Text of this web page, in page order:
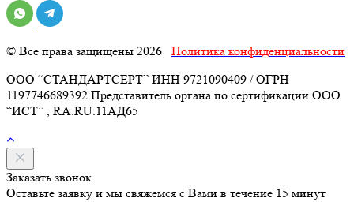
© Все права защищены 2026 Политика конфиденциальности
ООО “СТАНДАРТСЕРТ” ИНН 9721090409 / ОГРН
1197746689392 Представитель органа по сертификации ООО
“ИСТ” , RA.RU.11АД65
Заказать звонок
Оставьте заявку и мы свяжемся с Вами в течение 15 минут